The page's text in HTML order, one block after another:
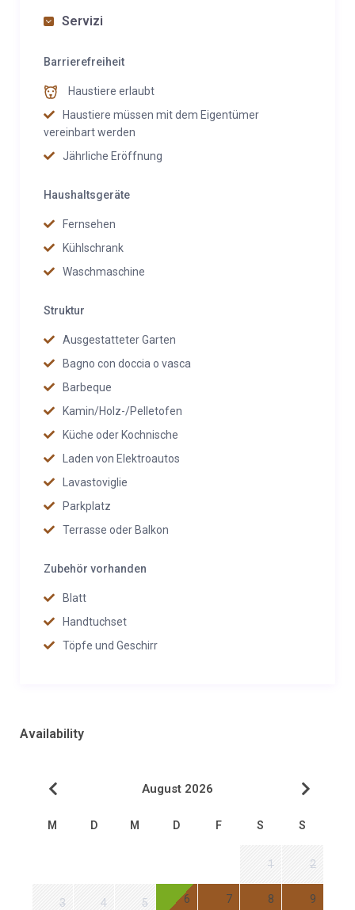
Servizi
Barrierefreiheit
Haustiere erlaubt
Haustiere müssen mit dem Eigentümer
vereinbart werden
Jährliche Eröffnung
Haushaltsgeräte
Fernsehen
Kühlschrank
Waschmaschine
Struktur
Ausgestatteter Garten
Bagno con doccia o vasca
Barbeque
Kamin/Holz-/Pelletofen
Küche oder Kochnische
Laden von Elektroautos
Lavastoviglie
Parkplatz
Terrasse oder Balkon
Zubehör vorhanden
Blatt
Handtuchset
Töpfe und Geschirr
Availability
August 2026
M D M D F S S
1 2
3 4 5 6 7 8 9